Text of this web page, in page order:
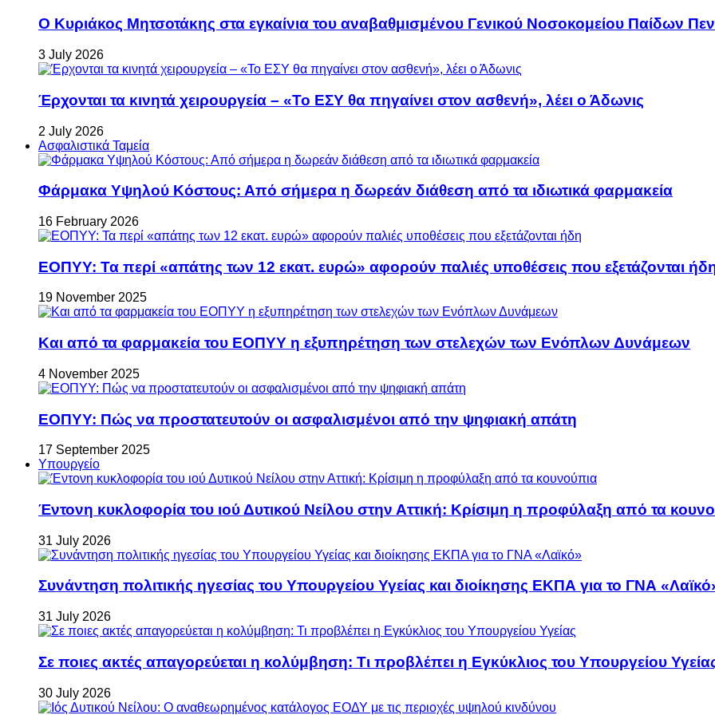
Ο Κυριάκος Μητσοτάκης στα εγκαίνια του αναβαθμισμένου Γενικού Νοσοκομείου Παίδων
3 July 2026
Έρχονται τα κινητά χειρουργεία – «Το ΕΣΥ θα πηγαίνει στον ασθενή», λέει ο Άδωνις
2 July 2026
Ασφαλιστικά Ταμεία
Φάρμακα Υψηλού Κόστους: Από σήμερα η δωρεάν διάθεση από τα ιδιωτικά φαρμακεία
16 February 2026
ΕΟΠΥΥ: Τα περί «απάτης των 12 εκατ. ευρώ» αφορούν παλιές υποθέσεις που εξετάζονται
19 November 2025
Και από τα φαρμακεία του ΕΟΠΥΥ η εξυπηρέτηση των στελεχών των Ενόπλων Δυνάμεων
4 November 2025
ΕΟΠΥΥ: Πώς να προστατευτούν οι ασφαλισμένοι από την ψηφιακή απάτη
17 September 2025
Υπουργείο
Έντονη κυκλοφορία του ιού Δυτικού Νείλου στην Αττική: Κρίσιμη η προφύλαξη από τα
31 July 2026
Συνάντηση πολιτικής ηγεσίας του Υπουργείου Υγείας και διοίκησης ΕΚΠΑ για το ΓΝΑ
31 July 2026
Σε ποιες ακτές απαγορεύεται η κολύμβηση: Τι προβλέπει η Εγκύκλιος του Υπουργείου
30 July 2026